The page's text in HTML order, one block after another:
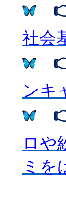
社会
ンキ
ロや
ミを